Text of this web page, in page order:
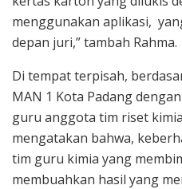
menggunakan aplikasi,
depan juri,” tambah Rahma.
Di tempat terpisah,
MAN 1 Kota Padang
guru anggota tim riset
mengatakan bahwa,
tim guru kimia yang
membuahkan hasil yang